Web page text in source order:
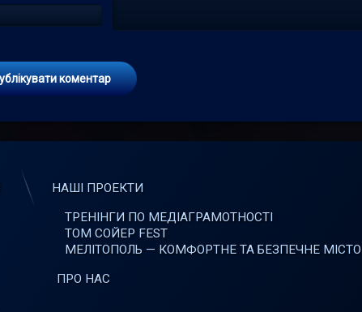
НАШІ ПРОЕКТИ
ТРЕНІНГИ ПО МЕДІАГРАМОТНОСТІ
ТОМ СОЙЕР FEST
МЕЛІТОПОЛЬ — КОМФОРТНЕ ТА БЕЗПЕЧНЕ МІСТО
ПРО НАС